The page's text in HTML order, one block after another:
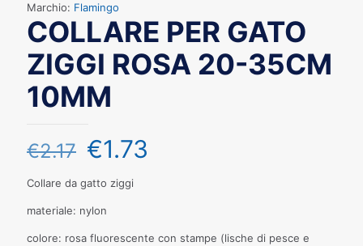
Marchio: Flamingo
COLLARE PER GATO
ZIGGI ROSA 20-35CM
10MM
€2.17 €1.73
Collare da gatto ziggi
materiale: nylon
colore: rosa fluorescente con stampe (lische di pesce e